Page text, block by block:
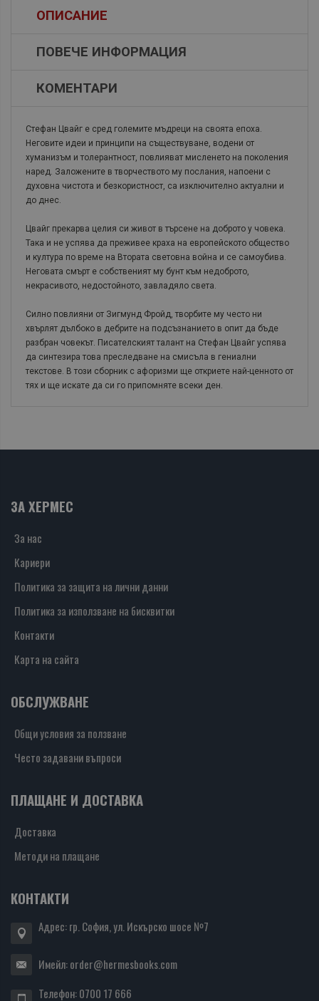
ОПИСАНИЕ
ПОВЕЧЕ ИНФОРМАЦИЯ
КОМЕНТАРИ
Стефан Цвайг е сред големите мъдреци на своята епоха.
Неговите идеи и принципи на съществуване, водени от
хуманизъм и толерантност, повлияват мисленето на поколения
наред. Заложените в творчеството му послания, напоени с
духовна чистота и безкористност, са изключително актуални и
до днес.
Цвайг прекарва целия си живот в търсене на доброто у човека.
Така и не успява да преживее краха на европейското общество
и култура по време на Втората световна война и се самоубива.
Неговата смърт е собственият му бунт към недоброто,
некрасивото, недостойното, завладяло света.
Силно повлияни от Зигмунд Фройд, творбите му често ни
хвърлят дълбоко в дебрите на подсъзнанието в опит да бъде
разбран човекът. Писателският талант на Стефан Цвайг успява
да синтезира това преследване на смисъла в гениални
текстове. В този сборник с афоризми ще откриете най-ценното от
тях и ще искате да си го припомняте всеки ден.
ЗА ХЕРМЕС
За нас
Кариери
Политика за защита на лични данни
Политика за използване на бисквитки
Контакти
Карта на сайта
ОБСЛУЖВАНЕ
Общи условия за ползване
Често задавани въпроси
ПЛАЩАНЕ И ДОСТАВКА
Доставка
Методи на плащане
КОНТАКТИ
Адрес: гр. София, ул. Искърско шосе №7
Имейл:order@hermesbooks.com
Телефон:0700 17 666